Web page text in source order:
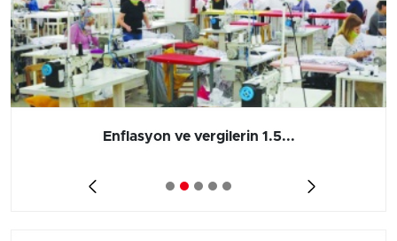
Enflasyon ve vergilerin 1.5...